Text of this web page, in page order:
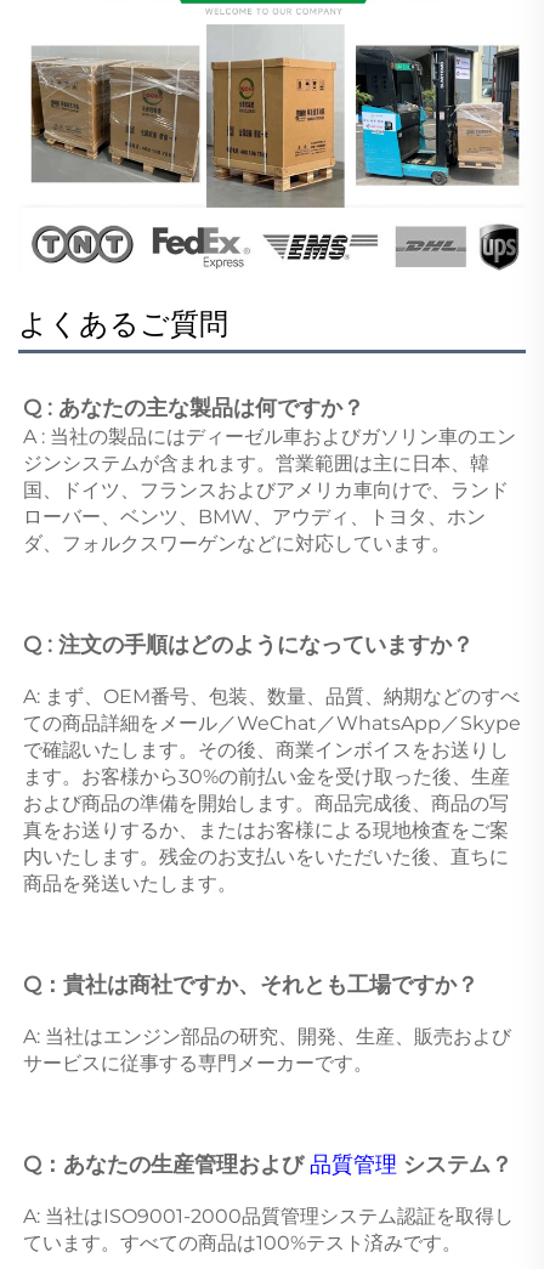
よくあるご質問
Q : あなたの主な製品は何ですか？
A : 当社の製品にはディーゼル車およびガソリン車のエン
ジンシステムが含まれます。営業範囲は主に日本、韓
国、ドイツ、フランスおよびアメリカ車向けで、ランド
ローバー、ベンツ、BMW、アウディ、トヨタ、ホン
ダ、フォルクスワーゲンなどに対応しています。
Q : 注文の手順はどのようになっていますか？
A: まず、OEM番号、包装、数量、品質、納期などのすべ
ての商品詳細をメール／WeChat／WhatsApp／Skype
で確認いたします。その後、商業インボイスをお送りし
ます。お客様から30%の前払い金を受け取った後、生産
および商品の準備を開始します。商品完成後、商品の写
真をお送りするか、またはお客様による現地検査をご案
内いたします。残金のお支払いをいただいた後、直ちに
商品を発送いたします。
Q：貴社は商社ですか、それとも工場ですか？
A: 当社はエンジン部品の研究、開発、生産、販売および
サービスに従事する専門メーカーです。
Q：あなたの生産管理および 品質管理 システム？
A: 当社はISO9001-2000品質管理システム認証を取得し
ています。すべての商品は100%テスト済みです。